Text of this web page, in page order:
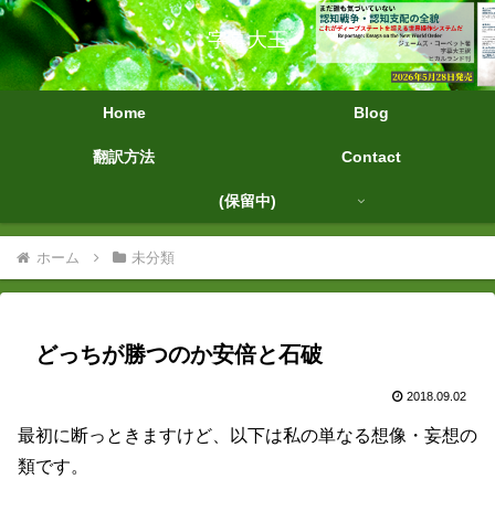
字幕大王
Home Blog
翻訳方法 Contact
(保留中)
ホーム 未分類
どっちが勝つのか安倍と石破
2018.09.02
最初に断っときますけど、以下は私の単なる想像・妄想の
類です。